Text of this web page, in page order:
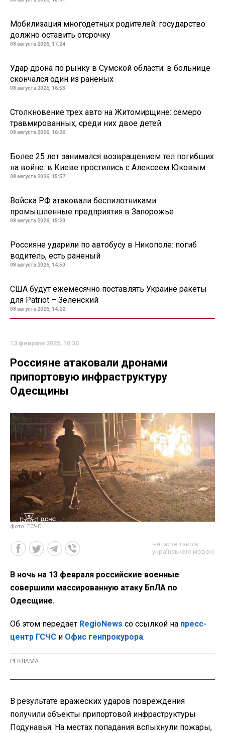
Мобилизация многодетных родителей: государство
должно оставить отсрочку
08 августа 2026, 17:24
Удар дрона по рынку в Сумской области: в больнице
скончался один из раненых
08 августа 2026, 16:53
Столкновение трех авто на Житомирщине: семеро
травмированных, среди них двое детей
08 августа 2026, 16:26
Более 25 лет занимался возвращением тел погибших
на войне: в Киеве простились с Алексеем Юковым
08 августа 2026, 15:57
Войска РФ атаковали беспилотниками
промышленные предприятия в Запорожье
08 августа 2026, 15:20
Россияне ударили по автобусу в Никополе: погиб
водитель, есть раненый
08 августа 2026, 14:50
США будут ежемесячно поставлять Украине ракеты
для Patriot – Зеленский
08 августа 2026, 14:22
13 февраля 2025, 10:30
Россияне атаковали дронами
припортовую инфраструктуру
Одесщины
фото: ГСЧС
Читайте також
українською мовою
В ночь на 13 февраля российские военные
совершили массированную атаку БпЛА по
Одесщине.
Об этом передает RegioNews со ссылкой на пресс-
центр ГСЧС и Офис генпрокурора.
В результате вражеских ударов повреждения
получили объекты припортовой инфраструктуры
Подунавья. На местах попадания вспыхнули пожары,